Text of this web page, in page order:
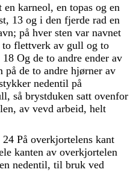
en karneol, en topas og en
, 13 og i den fjerde rad en
; på hver sten var navnet
to flettverk av gull og to
18 Og de to andre ender av
på de to andre hjørner av
nedentil på
, så brystduken satt ovenfor
, av vevd arbeid, helt
24 På overkjortelens kant
kanten av overkjortelen
nedentil, til bruk ved